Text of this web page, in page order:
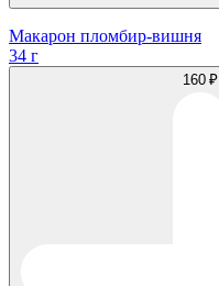
Макарон пломбир-вишня
34 г
160 ₽